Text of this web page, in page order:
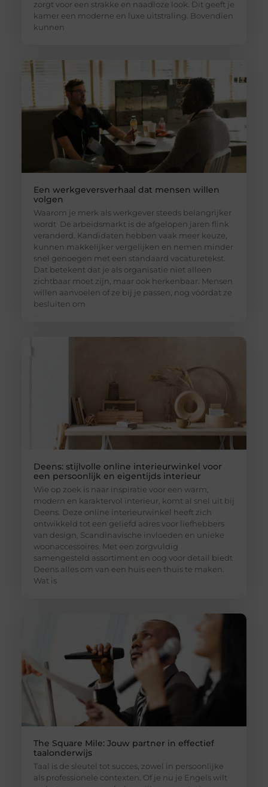
zorgt voor een strakke en naadloze look. Dit geeft je
kamer een moderne en luxe uitstraling. Bovendien
kunnen
Een werkgeversverhaal dat mensen willen
volgen
Waarom je merk als werkgever steeds belangrijker
wordt De arbeidsmarkt is de afgelopen jaren flink
veranderd. Kandidaten hebben vaak meer keuze,
kunnen makkelijker vergelijken en nemen minder
snel genoegen met een standaard vacaturetekst.
Dat betekent dat je als organisatie niet alleen
zichtbaar moet zijn, maar ook herkenbaar. Mensen
willen aanvoelen of ze bij je passen, nog vóórdat ze
besluiten om
Deens: stijlvolle online interieurwinkel voor
een persoonlijk en eigentijds interieur
Wie op zoek is naar inspiratie voor een warm,
modern en karaktervol interieur, komt al snel uit bij
Deens. Deze online interieurwinkel heeft zich
ontwikkeld tot een geliefd adres voor liefhebbers
van design, Scandinavische invloeden en unieke
woonaccessoires. Met een zorgvuldig
samengesteld assortiment en oog voor detail biedt
Deens alles om van een huis een thuis te maken.
Wat is
The Square Mile: Jouw partner in effectief
taalonderwijs
Taal is de sleutel tot succes, zowel in persoonlijke
als professionele contexten. Of je nu je Engels wilt